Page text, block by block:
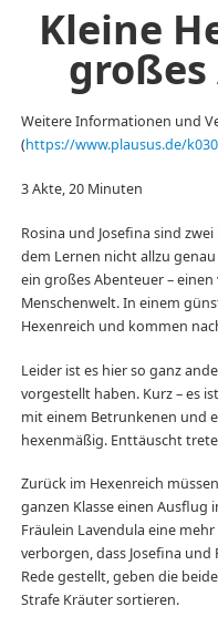
Kleine
Weitere Informationen und
(https://www.plausus.de/
3 Akte, 20 Minuten
Rosina und Josefina sind
dem Lernen nicht allzu
ein großes Abenteuer –
Menschenwelt. In einem
Hexenreich und kommen
Leider ist es hier so ganz
vorgestellt haben. Kurz – es
mit einem Betrunkenen und
hexenmäßig. Enttäuscht
Zurück im Hexenreich
ganzen Klasse einen Ausflug
Fräulein Lavendula eine
verborgen, dass Josefina und
Rede gestellt, geben die
Strafe Kräuter sortieren.